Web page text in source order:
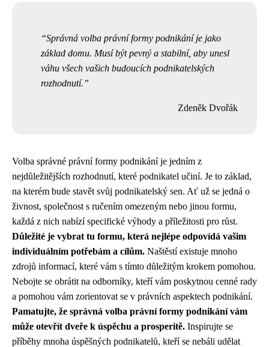
Správná volba právní formy podnikání je jako
základ domu. Musí být pevný a stabilní, aby unesl
váhu všech vašich budoucích podnikatelských
rozhodnutí.
Zdeněk Dvořák
Volba správné právní formy podnikání je jedním z
nejdůležitějších rozhodnutí, které podnikatel učiní. Je to základ,
na kterém bude stavět svůj podnikatelský sen. Ať už se jedná o
živnost, společnost s ručením omezeným nebo jinou formu,
každá z nich nabízí specifické výhody a příležitosti pro růst.
Důležité je vybrat tu formu, která nejlépe odpovídá vašim
individuálním potřebám a cílům. Naštěstí existuje mnoho
zdrojů informací, které vám s tímto důležitým krokem pomohou.
Nebojte se obrátit na odborníky, kteří vám poskytnou cenné rady
a pomohou vám zorientovat se v právních aspektech podnikání.
Pamatujte, že správná volba právní formy podnikání vám
může otevřít dveře k úspěchu a prosperitě. Inspirujte se
příběhy mnoha úspěšných podnikatelů, kteří se nebáli udělat